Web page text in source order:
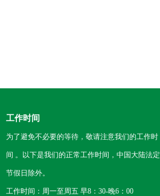
工作时间
为了避免不必要的等待，敬请注意我们的工作时
间 。以下是我们的正常工作时间，中国大陆法定
节假日除外。
工作时间：周一至周五 早8：30-晚6：00